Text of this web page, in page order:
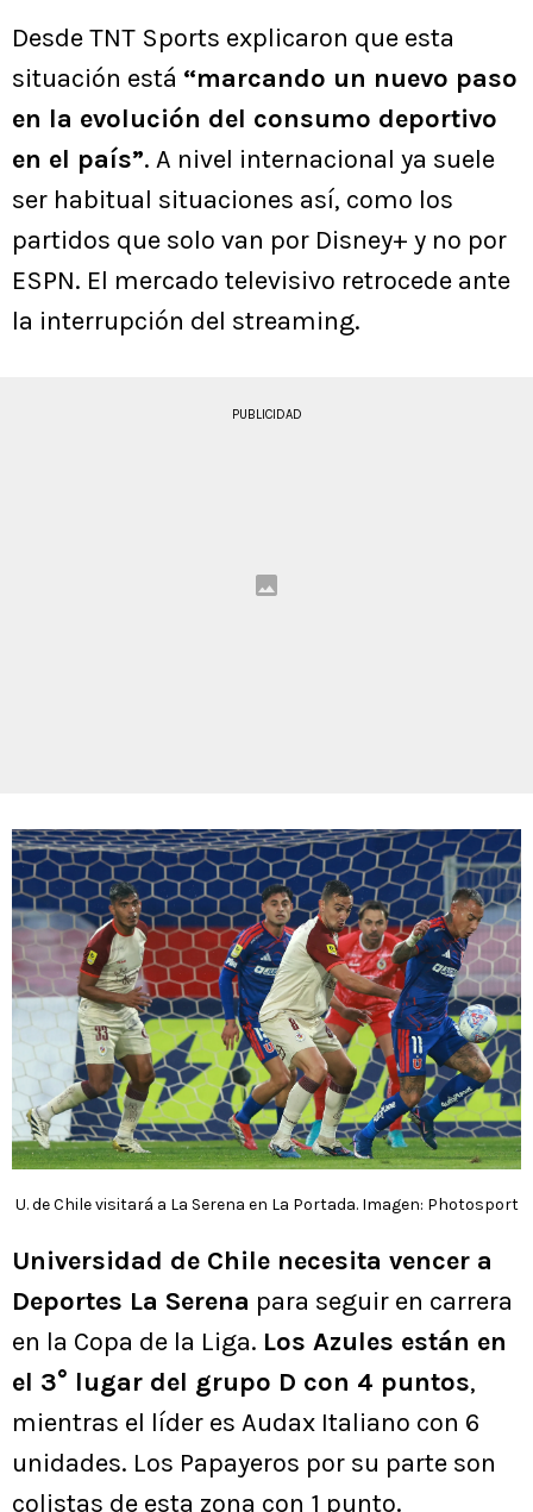
Desde TNT Sports explicaron que esta
situación está “marcando un nuevo paso
en la evolución del consumo deportivo
en el país”. A nivel internacional ya suele
ser habitual situaciones así, como los
partidos que solo van por Disney+ y no por
ESPN. El mercado televisivo retrocede ante
la interrupción del streaming.
PUBLICIDAD
U. de Chile visitará a La Serena en La Portada. Imagen: Photosport
Universidad de Chile necesita vencer a
Deportes La Serena para seguir en carrera
en la Copa de la Liga. Los Azules están en
el 3° lugar del grupo D con 4 puntos,
mientras el líder es Audax Italiano con 6
unidades. Los Papayeros por su parte son
colistas de esta zona con 1 punto.